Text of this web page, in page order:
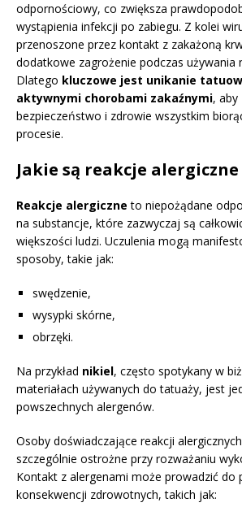
odpornościowy, co zwiększa
wystąpienia infekcji po zabiegu. Z kolei
przenoszone przez kontakt z zakażoną
dodatkowe zagrożenie podczas używania
Dlatego kluczowe jest unikanie
aktywnymi chorobami zakaźnymi, aby
bezpieczeństwo i zdrowie wszystkim
procesie.
Jakie są reakcje
Reakcje alergiczne to niepożądane
na substancje, które zazwyczaj są
większości ludzi. Uczulenia mogą
sposoby, takie jak:
swędzenie,
wysypki skórne,
obrzęki.
Na przykład nikiel, często spotykany w
materiałach używanych do tatuaży, jest
powszechnych alergenów.
Osoby doświadczające reakcji
szczególnie ostrożne przy rozważaniu
Kontakt z alergenami może prowadzić do
konsekwencji zdrowotnych, takich jak: